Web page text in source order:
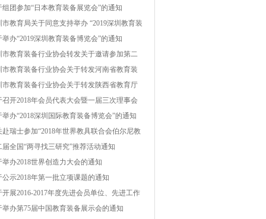
通知
组团参加“日本教育装备展览会”的通知
市教育局关于同意支持举办 “2019深圳教育装
览会”的复函
举办“2019深圳教育装备博览会”的通知
市教育装备行业协会转发关于邀请参加第二
南教育装备展示会的函
市教育装备行业协会关于转发河南省教育装
业协会《关于举办“第二届中国（郑州）国际
装备博览会暨教育产业发展高峰论坛”的通
的函
市教育装备行业协会关于转发陕西省教育厅
技术装备管理中心《关于举办“2019西部教育
博览会”的通知》的函
召开2018年会员代表大会暨一届三次理事会
知
举办“2018深圳国际教育装备博览会”的通知
赴瑞士参加“2018年世界教具联合会伯尔尼教
术装备展”的组团通知
届全国“两寻找三研究”推荐活动通知
举办2018世界创造力大会的通知
公示2018年第一批立项课题的通知
开展2016-2017年度先进会员单位、先进工作
选表彰活动的通知
举办第75届中国教育装备展示会的通知